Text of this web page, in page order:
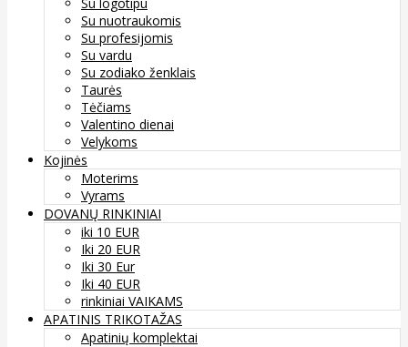
Su nuotraukomis
Su profesijomis
Su vardu
Su zodiako ženklais
Taurės
Tėčiams
Valentino dienai
Velykoms
Kojinės
Moterims
Vyrams
DOVANŲ RINKINIAI
iki 10 EUR
Iki 20 EUR
Iki 30 Eur
Iki 40 EUR
rinkiniai VAIKAMS
APATINIS TRIKOTAŽAS
Apatinių komplektai